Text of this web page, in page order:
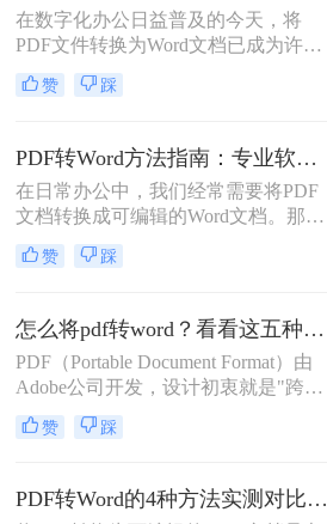
在数字化办公日益普及的今天，将
PDF文件转换为Word文档已成为许多
职场人士和学生群体的日常需求。
PDF格式虽然便于分享和保持格式一
找到一种高效、便捷的在线转换方法
显得尤为重要。那么在线pdf怎么转换
成word文档呢？本文将介绍两种在线
将PDF转换成Word文档的方法。
赞 踩
PDF转Word方法指南：专业软件、在线工具、Word内置与改后缀名4种方案对比！
在日常办公中，我们经常需要将PDF
文档转换成可编辑的Word文档。那么
如何将pdf转换成word呢？本文将介绍
几种常用的PDF转Word的方法，助您
赞 踩
怎么将pdf转word？看看这五种转换方法！
PDF（Portable Document Format）由
Adobe公司开发，设计初衷就是"跨设
备一致性呈现"——无论在什么设备
上打开，排版都完全一样。这个优点
用固定坐标记录每个文字、图形的精
确位置，而Word是流式排版，内容从
赞 踩
PDF转Word的4种方法实测对比：在线工具、Adobe Acrobat、Word内置与OCR识别方案选择！